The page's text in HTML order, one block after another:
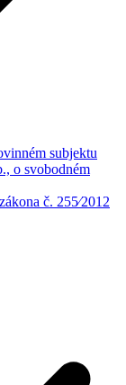
subjektu
o svobodném
č. 255⁄2012